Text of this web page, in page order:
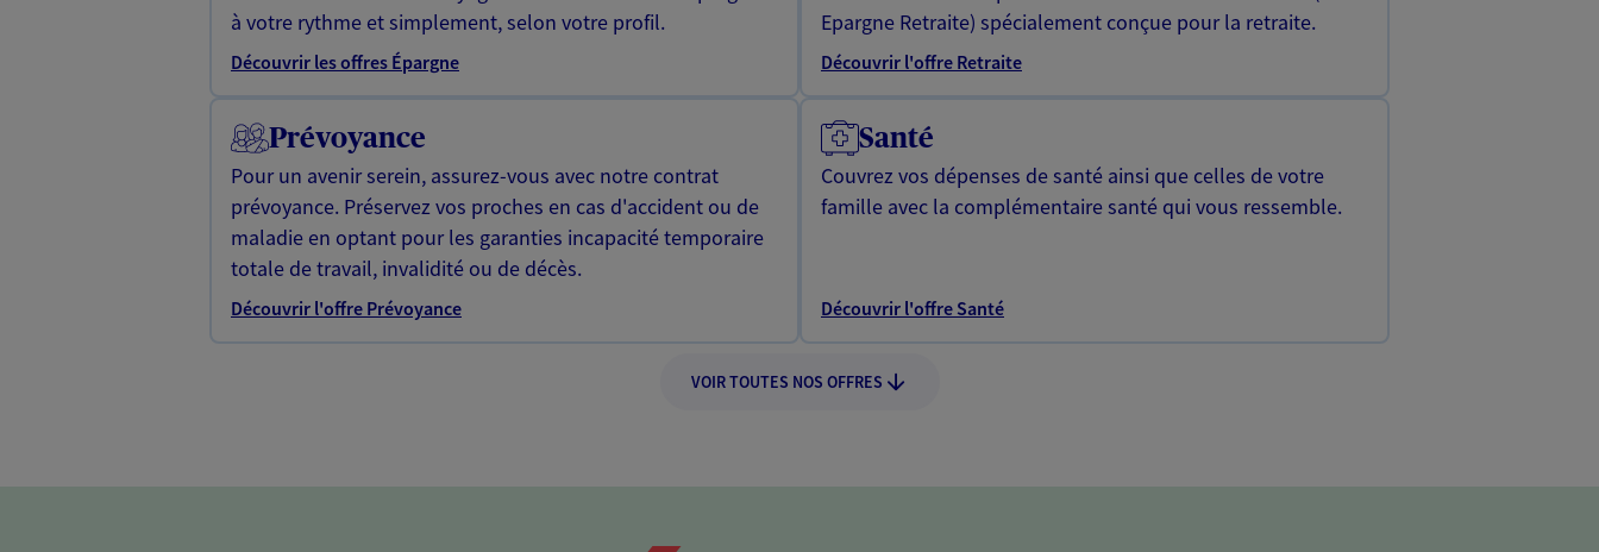
à votre rythme et simplement, selon votre profil.
Découvrir les offres Épargne
Epargne Retraite) spécialement conçue pour la retraite.
Découvrir l'offre Retraite
Prévoyance
Pour un avenir serein, assurez-vous avec notre contrat
prévoyance. Préservez vos proches en cas d'accident ou de
maladie en optant pour les garanties incapacité temporaire
totale de travail, invalidité ou de décès.
Découvrir l'offre Prévoyance
Santé
Couvrez vos dépenses de santé ainsi que celles de votre
famille avec la complémentaire santé qui vous ressemble.
Découvrir l'offre Santé
VOIR TOUTES NOS OFFRES